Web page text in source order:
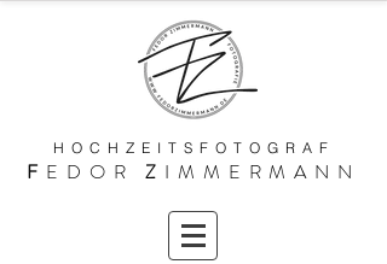
HOCHZEITSFOTOGRAF
F EDORZ IMMERMANN